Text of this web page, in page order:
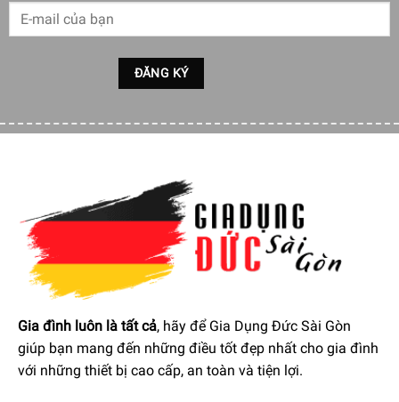
KLF03RGEU Rose Gold
Mở nhẹ thanh lịch:Nắp ấm mở nhẹ khi nhấn nút trung tâm
Gia đình luôn là tất cả, hãy để Gia Dụng Đức Sài Gòn
giúp bạn mang đến những điều tốt đẹp nhất cho gia đình
với những thiết bị cao cấp, an toàn và tiện lợi.